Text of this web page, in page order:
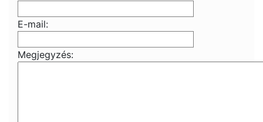
E-mail:
Megjegyzés: